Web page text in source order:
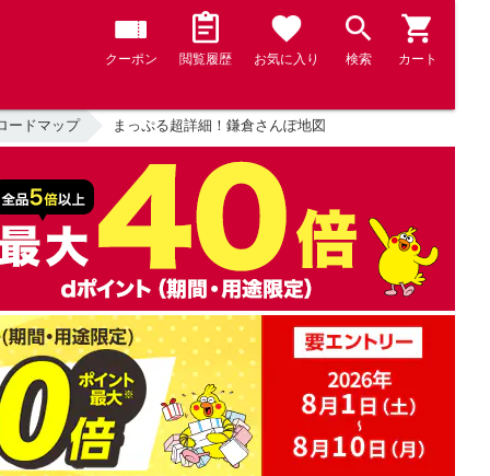
クーポン 閲覧履歴 お気に入り 検索 カート
ードマップ まっぷる超詳細！鎌倉さんぽ地図